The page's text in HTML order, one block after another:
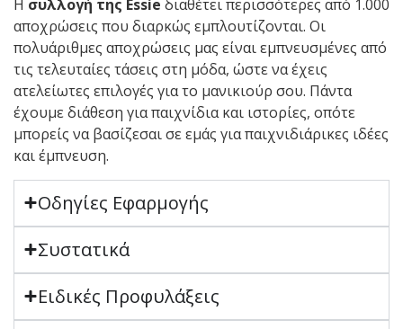
Η συλλογή της Essie διαθέτει περισσότερες από 1.000
αποχρώσεις που διαρκώς εμπλουτίζονται. Οι
πολυάριθμες αποχρώσεις μας είναι εμπνευσμένες από
τις τελευταίες τάσεις στη μόδα, ώστε να έχεις
ατελείωτες επιλογές για το μανικιούρ σου. Πάντα
έχουμε διάθεση για παιχνίδια και ιστορίες, οπότε
μπορείς να βασίζεσαι σε εμάς για παιχνιδιάρικες ιδέες
και έμπνευση.
Οδηγίες Εφαρμογής
Συστατικά
Ειδικές Προφυλάξεις